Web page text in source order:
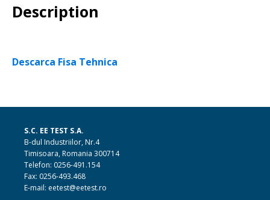
Description
Descarca Fisa Tehnica
S.C. EE TEST S.A.
B-dul Industriilor, Nr.4
Timisoara, Romania 300714
Telefon: 0256-491.154
Fax: 0256-493.468
E-mail: eetest@eetest.ro